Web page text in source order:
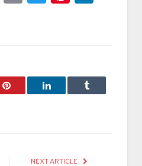
Pinterest LinkedIn Tumblr
NEXT ARTICLE